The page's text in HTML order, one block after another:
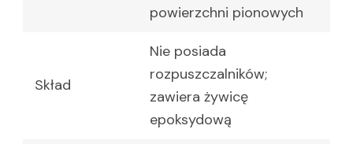
powierzchni pionowych
Skład
Nie posiada
rozpuszczalników;
zawiera żywicę
epoksydową